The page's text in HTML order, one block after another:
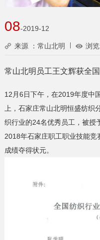
08-2019-12
来源 ：常山北明 浏览
常山北明员工王文辉获全
12月6日下午，在2019年度中
上，石家庄常山北明恒盛纺织
织行业的24名优秀员工，被授
2018年石家庄职工职业技能
成绩夺得状元。